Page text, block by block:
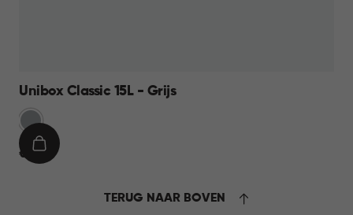
Unibox Classic 15L - Grijs
Grijs
€
€ 11,95
IN
TERUG NAAR BOVEN